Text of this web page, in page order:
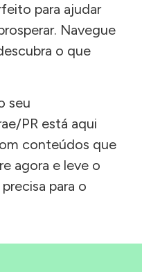
para ajudar
Navegue
o que
seu
PR está aqui
conteúdos que
agora e leve o
para o